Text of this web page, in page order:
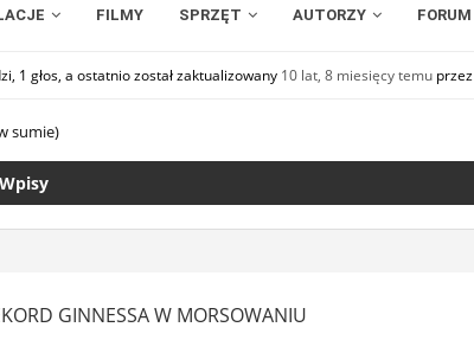
FILMY SPRZĘT AUTORZY FORUM
1 głos, a ostatnio został zaktualizowany 10 lat, 8 miesięcy temu przez
sumie)
Wpisy
GINNESSA W MORSOWANIU